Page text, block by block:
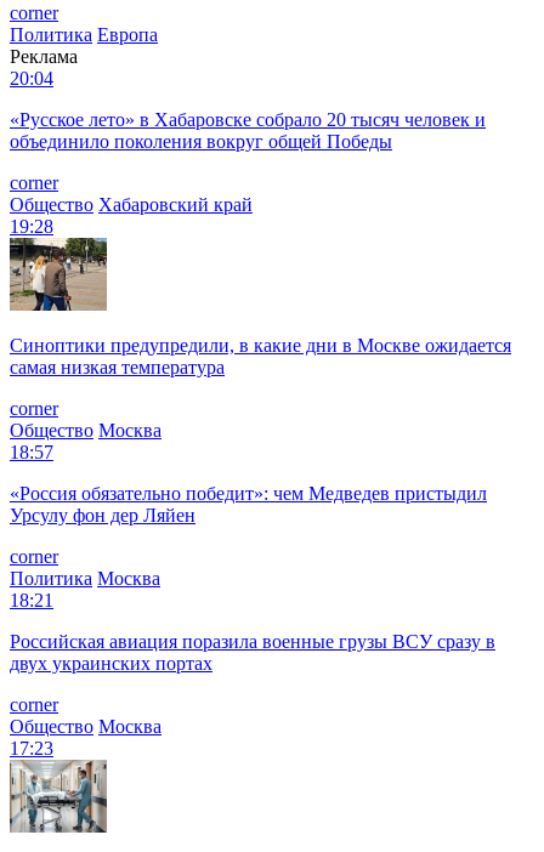
corner
Политика Европа
Реклама
20:04
«Русское лето» в Хабаровске собрало 20 тысяч человек и
объединило поколения вокруг общей Победы
corner
Общество Хабаровский край
19:28
Синоптики предупредили, в какие дни в Москве ожидается
самая низкая температура
corner
Общество Москва
18:57
«Россия обязательно победит»: чем Медведев пристыдил
Урсулу фон дер Ляйен
corner
Политика Москва
18:21
Российская авиация поразила военные грузы ВСУ сразу в
двух украинских портах
corner
Общество Москва
17:23